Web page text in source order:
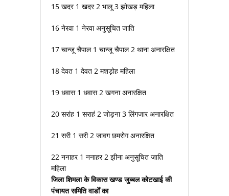
15 खदर 1 खदर 2 भालू 3 झोखड़ महिला
16 नेरवा 1 नेरवा अनुसूचित जाति
17 चान्जू चैपाल 1 चान्जू चैपाल 2 थाना अनारक्षित
18 देवत 1 देवत 2 मशड़ोह महिला
19 धवास 1 धवास 2 खगना अनारक्षित
20 सरांह 1 सराहं 2 जोड़ना 3 लिंगजार अनारक्षित
21 सरी 1 सरी 2 जावग छमरोग अनारक्षित
22 ननाहर 1 ननाहर 2 झीना अनुसूचित जाति
महिला
जिला शिमला के विकास खण्ड जुब्बल कोटखाई की
पंचायत समिति वार्डों का